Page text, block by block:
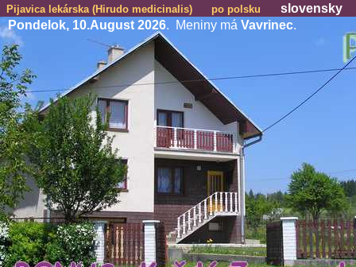
Pijavica lekárska (Hirudo medicinalis) po polsku
slovensky
Pondelok, 10.August 2026. Meniny má Vavrinec.